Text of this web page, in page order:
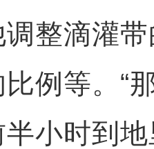
整滴灌
例等。“
小时到